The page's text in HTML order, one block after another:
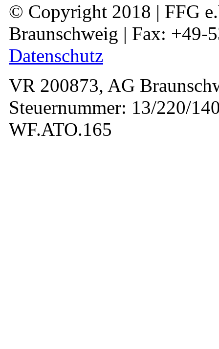
© Copyright 2018 | FFG
Braunschweig | Fax: +49-
Datenschutz
VR 200873, AG
Steuernummer: 13/220/
WF.ATO.165